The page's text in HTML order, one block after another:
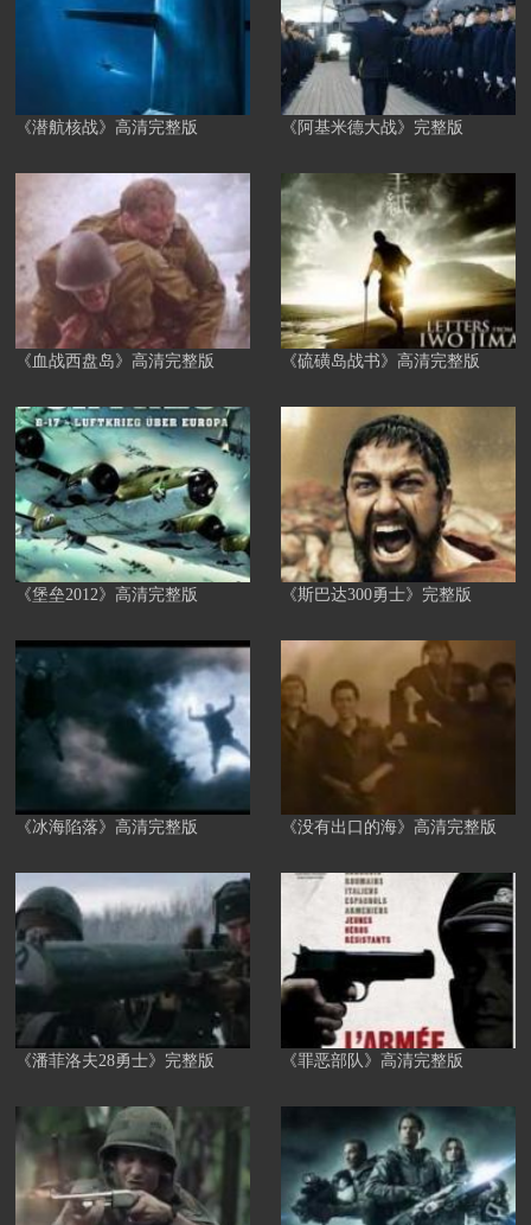
《潜航核战》高清完整版 《阿基米德大战》完整版
《血战西盘岛》高清完整版 《硫磺岛战书》高清完整版
《堡垒2012》高清完整版 《斯巴达300勇士》完整版
《冰海陷落》高清完整版 《没有出口的海》高清完整版
《潘菲洛夫28勇士》完整版 《罪恶部队》高清完整版